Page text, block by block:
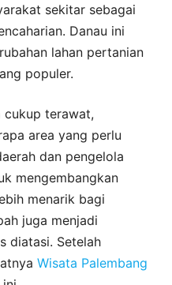
sekitar sebagai
Danau ini
lahan pertanian
populer.
cukup terawat,
area yang perlu
dan pengelola
mengembangkan
menarik bagi
juga menjadi
diatasi. Setelah
Wisata Palembang